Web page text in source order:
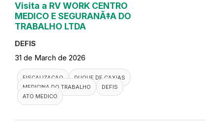
Visita a RV WORK CENTRO
MEDICO E SEGURANÃ‡A DO
TRABALHO LTDA
DEFIS
31 de March de 2026
FISCALIZACAO
DUQUE DE CAXIAS
MEDICINA DO TRABALHO
DEFIS
ATO MEDICO